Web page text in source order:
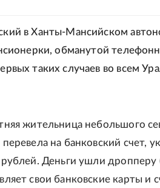
в Ханты-Мансийском
обманутой
таких случаев во всем
жительница небольшого
на банковский счет,
Деньги ушли дропперу
свои банковские карты и